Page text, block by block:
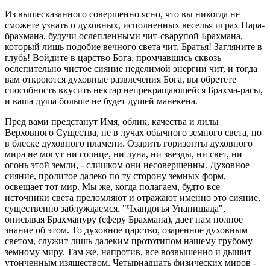
Из вышесказанного совершенно ясно, что вы никогда не
сможете узнать о духовных, исполненных веселья играх Пара-
брахмана, будучи ослепленными чит-сварупой Брахмана,
который лишь подобие вечного света чит. Братья! Загляните в
глубь! Войдите в царство Бога, промчавшись сквозь
ослепительно чистое сияние неделимой энергии чит, и тогда
вам откроются духовные развлечения Бога, вы обретете
способность вкусить нектар непрекращающейся Брахма-расы,
и ваша душа больше не будет душей манекена.
Пред вами предстанут Имя, облик, качества и лилы
Верховного Существа, не в лучах обычного земного света, но
в блеске духовного пламени. Озарить горизонты духовного
мира не могут ни солнце, ни луна, ни звезды, ни свет, ни
огонь этой земли, - слишком они несовершенны. Духовное
сияние, пролитое далеко по ту сторону земных форм,
освещает тот мир. Мы же, когда полагаем, будто все
источники света преломляют и отражают именно это сияние,
существенно заблуждаемся. "Чхандогья Упанишада",
описывая Брахмапуру (сферу Брахмана), дает нам полное
знание об этом. То духовное царство, озаренное духовным
светом, служит лишь далеким прототипом нашему грубому
земному миру. Там же, напротив, все возвышенно и дышит
утонченным изяществом. Четырнадцать физических миров -